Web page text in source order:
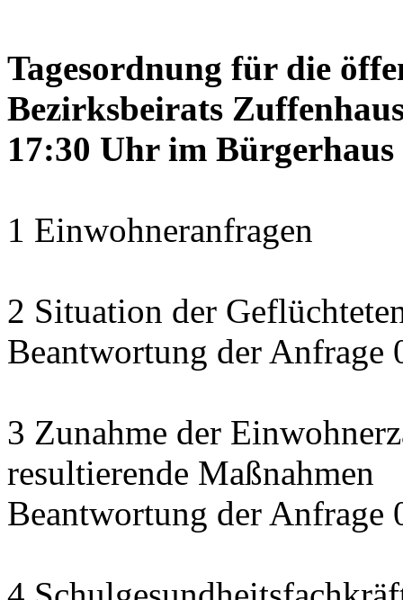
Tagesordnung für die
Bezirksbeirats
17:30 Uhr im
1 Einwohneranfragen
2 Situation der
Beantwortung der Anfrage
3 Zunahme der
resultierende Maßnahmen
Beantwortung der Anfrage